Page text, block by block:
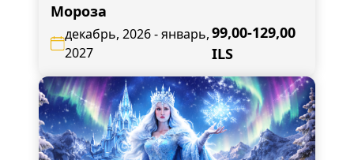
Мороза
декабрь, 2026 - январь,
2027
99,00-129,00
ILS